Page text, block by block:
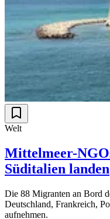
Welt
Mittelmeer-
Süditalien landen
Die 88 Migranten an Bord
Deutschland, Frankreich,
aufnehmen.